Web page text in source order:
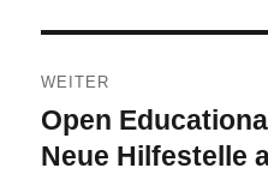
WEITER
Nächster
Beitrag:
Open
Neue Hilfestelle